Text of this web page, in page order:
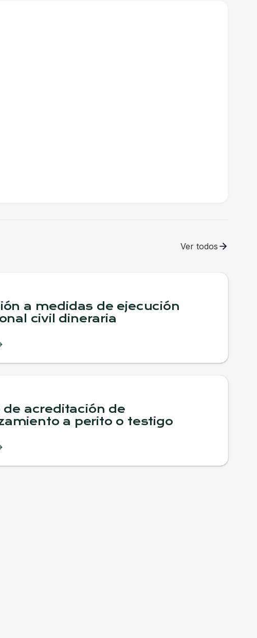
Ver todos
a medidas de ejecución
civil dineraria
de acreditación de
a perito o testigo